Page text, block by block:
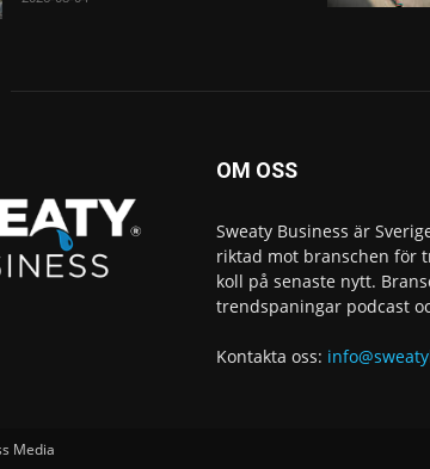
OM OSS
Sweaty Business är
riktad mot branschen för
koll på senaste nytt.
trendspaningar podcast
Kontakta oss:
Media